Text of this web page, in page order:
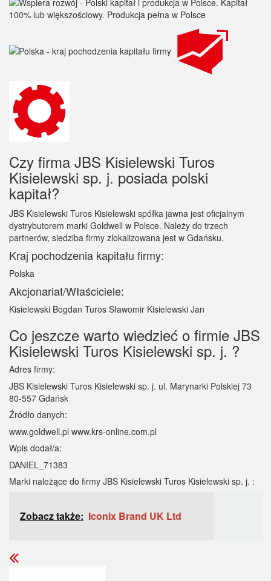
Czy firma JBS Kisielewski Turos
Kisielewski sp. j. posiada polski
kapitał?
JBS Kisielewski Turos Kisielewski spółka jawna jest oficjalnym
dystrybutorem marki Goldwell w Polsce. Należy do trzech
partnerów, siedziba firmy zlokalizowana jest w Gdańsku.
Kraj pochodzenia kapitału firmy:
Polska
Akcjonariat/Właściciele:
Kisielewski Bogdan Turos Sławomir Kisielewski Jan
Co jeszcze warto wiedzieć o firmie JBS
Kisielewski Turos Kisielewski sp. j. ?
Adres firmy:
JBS Kisielewski Turos Kisielewski sp. j. ul. Marynarki Polskiej 73
80-557 Gdańsk
Źródło danych:
www.goldwell.pl www.krs-online.com.pl
Wpis dodał/a:
DANIEL_71383
Marki należące do firmy JBS Kisielewski Turos Kisielewski sp. j. :
Zobacz także: Iconix Brand UK Ltd